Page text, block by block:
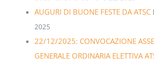
AUGURI DI BUONE FESTE DA ATSC
2025
22/12/2025: CONVOCAZIONE
GENERALE ORDINARIA ELETTIVA